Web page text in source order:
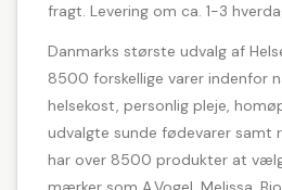
fragt. Levering om ca. 1-3
Danmarks største udvalg af
8500 forskellige varer indenfor
helsekost, personlig pleje,
udvalgte sunde fødevarer samt
har over 8500 produkter at